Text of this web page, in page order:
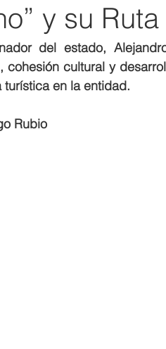
y su
del estado,
cohesión cultural y
turística en la entidad.
Rubio